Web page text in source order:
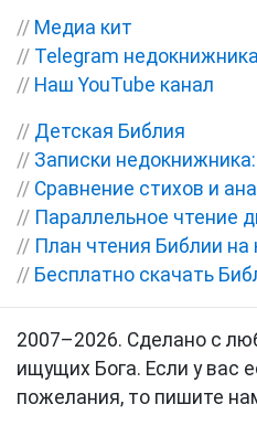
// Медиа кит
// Telegram недокнижника
// Наш YouTube канал
// Детская Библия
// Записки
// Сравнение стихов и
// Параллельное чтение
// План чтения Библии
// Бесплатно скачать
2007–2026. Сделано с
ищущих Бога. Если у вас
пожелания, то пишите